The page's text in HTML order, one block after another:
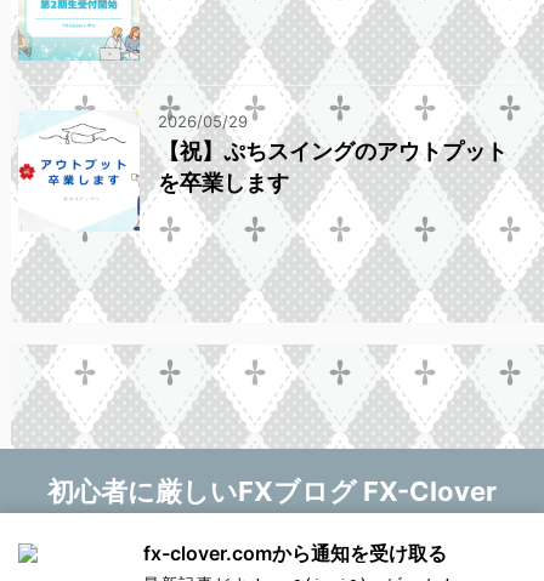
2026/05/29
【祝】ぷちスイングのアウトプット
を卒業します
初心者に厳しいFXブログ FX-Clover
fx-clover.comから通知を受け取る